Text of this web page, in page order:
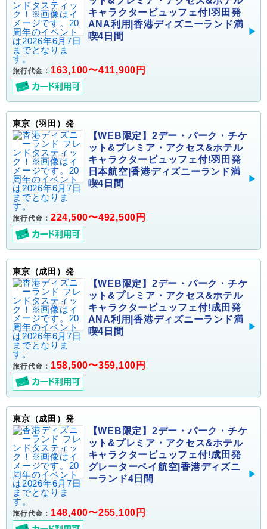
キャラクタービュッフェ付!羽田発
ANA利用|香港ディズニーランド満
喫4日間
旅行代金： 163,100〜411,900円
東京（羽田）発
【WEB限定】2デー・パーク・チケ
ット&プレミア・アクセス&ホテル
キャラクタービュッフェ付!羽田発
日本航空|香港ディズニーランド満
喫4日間
旅行代金： 224,500〜492,500円
東京（成田）発
【WEB限定】2デー・パーク・チケ
ット&プレミア・アクセス&ホテル
キャラクタービュッフェ付!成田発
ANA利用|香港ディズニーランド満
喫4日間
旅行代金： 158,500〜359,100円
東京（成田）発
【WEB限定】2デー・パーク・チケ
ット&プレミア・アクセス&ホテル
キャラクタービュッフェ付!成田発
グレーターベイ航空|香港ディズニ
ーランド4日間
旅行代金： 148,400〜255,100円